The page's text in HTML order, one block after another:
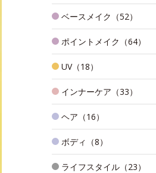
ベースメイク（52）
ポイントメイク（64）
UV（18）
インナーケア（33）
ヘア（16）
ボディ（8）
ライフスタイル（23）